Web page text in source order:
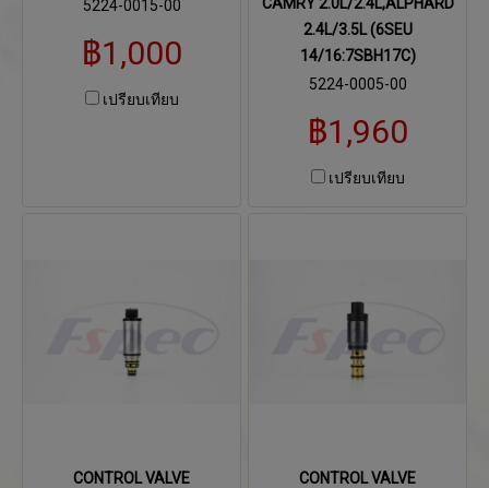
5224-0015-00
฿1,000
เปรียบเทียบ
2.4L/3.5L (6SEU
14/16:7SBH17C)
5224-0005-00
฿1,960
เปรียบเทียบ
CONTROL VALVE
CONTROL VALVE